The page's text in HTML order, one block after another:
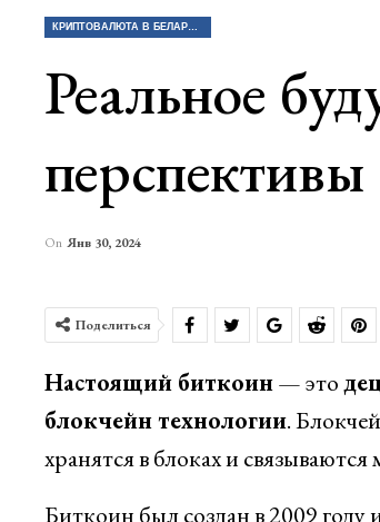
КРИПТОВАЛЮТА В БЕЛАРУСИ: ЗАКОННО ЛИ ПОКУПАТЬ, ПРОДАВАТЬ КРИПТУ?
Реальное
перспективы
On Янв 30, 2024
Поделиться
Настоящий биткоин— это
блокчейн технологии.
хранятся в блоках и
Биткоин был создан в 2009 году